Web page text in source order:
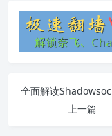
上一篇